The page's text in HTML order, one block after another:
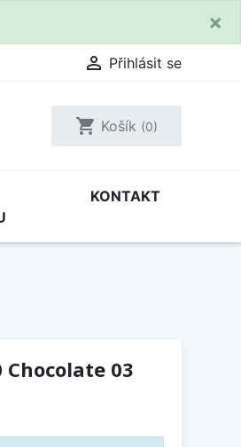
×
 Přihlásit se
shopping_cart Košík (0)
KONTAKT
03